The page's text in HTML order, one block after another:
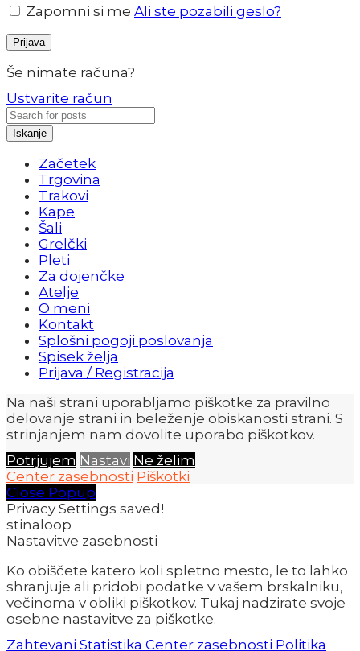
Zapomni si me Ali ste pozabili geslo?
Prijava
Še nimate računa?
Ustvarite račun
Iskanje
Začetek
Trgovina
Trakovi
Kape
Šali
Grelčki
Pleti
Za dojenčke
Atelje
O meni
Kontakt
Splošni pogoji poslovanja
Spisek želja
Prijava / Registracija
Na naši strani uporabljamo piškotke za pravilno
delovanje strani in beleženje obiskanosti strani. S
strinjanjem nam dovolite uporabo piškotkov.
Potrjujem Nastavi Ne želim
Center zasebnosti Piškotki
Close Popup
Privacy Settings saved!
stinaloop
Nastavitve zasebnosti
Ko obiščete katero koli spletno mesto, le to lahko
shranjuje ali pridobi podatke v vašem brskalniku,
večinoma v obliki piškotkov. Tukaj nadzirate svoje
osebne nastavitve za piškotke.
Zahtevani Statistika Center zasebnosti Politika